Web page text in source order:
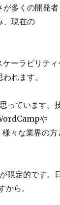
が多くの開発者
、現在の
ーラビリティ
れます。
っています。
や
々な業界の方
限定的です。
ら。